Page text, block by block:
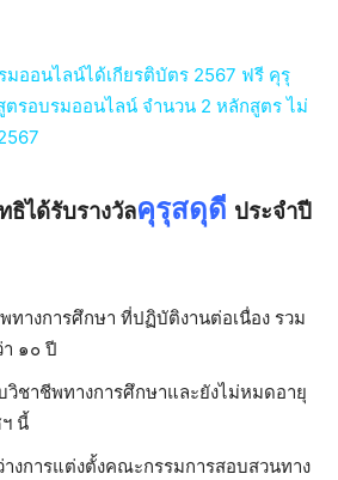
มออนไลน์ได้เกียรติบัตร 2567 ฟรี คุรุ
รอบรมออนไลน์ จำนวน 2 หลักสูตร ไม่
ได้รับรางวัลคุรุสดุดี ประจำปี
ทางการศึกษา ที่ปฏิบัติงานต่อเนื่อง รวม
๑๐ ปี
ชาชีพทางการศึกษาและยังไม่หมดอายุ
นี้
งการแต่งตั้งคณะกรรมการสอบสวนทาง